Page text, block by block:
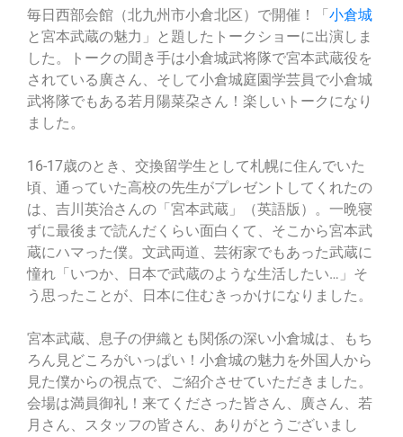
毎日西部会館（北九州市小倉北区）で開催！「 小倉城
と宮本武蔵の魅力」と題したトークショーに出演しま
した。トークの聞き手は小倉城武将隊で宮本武蔵役を
されている廣さん、そして小倉城庭園学芸員で小倉城
武将隊でもある若月陽菜朶さん！楽しいトークになり
ました。
16-17歳のとき、交換留学生として札幌に住んでいた
頃、通っていた高校の先生がプレゼントしてくれたの
は、吉川英治さんの「宮本武蔵」（英語版）。一晩寝
ずに最後まで読んだくらい面白くて、そこから宮本武
蔵にハマった僕。文武両道、芸術家でもあった武蔵に
憧れ「いつか、日本で武蔵のような生活したい…」そ
う思ったことが、日本に住むきっかけになりました。
宮本武蔵、息子の伊織とも関係の深い小倉城は、もち
ろん見どころがいっぱい！小倉城の魅力を外国人から
見た僕からの視点で、ご紹介させていただきました。
会場は満員御礼！来てくださった皆さん、廣さん、若
月さん、スタッフの皆さん、ありがとうございまし